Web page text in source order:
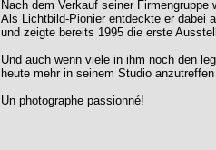
Nach dem Verkauf seiner
Als Lichtbild-Pionier entdeckte er dabei
und zeigte bereits 1995 die erste
Und auch wenn viele in ihm noch den
heute mehr in seinem Studio
Un photographe passionné!